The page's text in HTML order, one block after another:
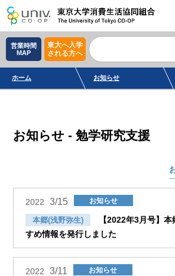
営業時間
MAP
東大へ入学
される方へ
ホーム お知らせ
お知らせ - 勉学研究支援
2022 3/15 お知らせ
本郷(浅野弥生)
【2022年3月号】
すめ情報を発行しました
2022 3/11 お知らせ